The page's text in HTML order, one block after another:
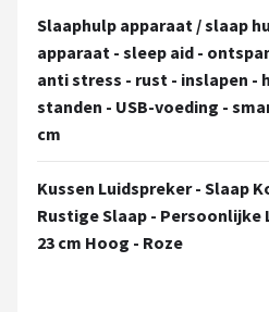
Slaaphulp apparaat / slaap
apparaat - sleep aid -
anti stress - rust - inslapen -
standen - USB-voeding -
cm
Kussen Luidspreker - Slaap
Rustige Slaap - Persoonlijke
23 cm Hoog - Roze